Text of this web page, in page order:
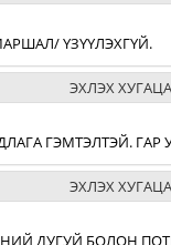
ҮЗҮҮЛЭХГҮЙ.
ЭХЛЭХ
ГЭМТЭЛТЭЙ.
ЭХЛЭХ
ДУГУЙ БОЛОН